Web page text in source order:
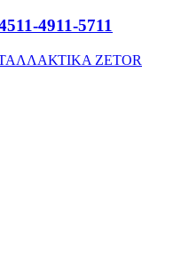
4911-5711
ZETOR